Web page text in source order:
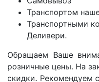
Транспортом
Транспортными
Деливери.
Обращаем Ваше
розничные цены. На
скидки. Рекомендуем